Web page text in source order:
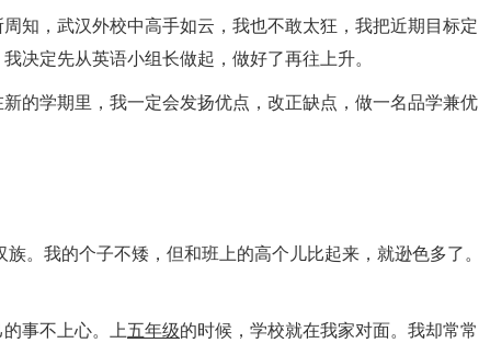
知，武汉外校中高手如云，我也不敢太狂，我把近期目标定
决定先从英语小组长做起，做好了再往上升。
新的学期里，我一定会发扬优点，改正缺点，做一名品学兼优
。我的个子不矮，但和班上的高个儿比起来，就逊色多了。
事不上心。上五年级的时候，学校就在我家对面。我却常常